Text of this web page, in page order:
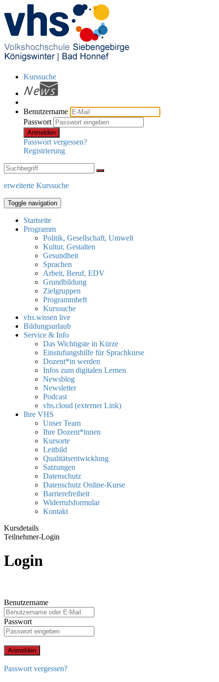
Kurssuche
Benutzername
Passwort
Anmelden
Passwort vergessen?
Registrierung
erweiterte Kurssuche
Toggle navigation
Startseite
Programm
Politik, Gesellschaft, Umwelt
Kultur, Gestalten
Gesundheit
Sprachen
Arbeit, Beruf, EDV
Grundbildung
Zielgruppen
Programmheft
Kurssuche
vhs.wissen live
Bildungsurlaub
Service & Info
Das Wichtigste in Kürze
Einstufungshilfe für Sprachkurse
Dozent*in werden
Infos zum digitalen Lernen
Newsblog
Newsletter
Podcast
vhs.cloud (externer Link)
Ihre VHS
Unser Team
Ihre Dozent*innen
Kursorte
Leitbild
Qualitätsentwicklung
Satzungen
Datenschutz
Datenschutz Online-Kurse
Barrierefreiheit
Widerrufsformular
Kontakt
Kursdetails
Teilnehmer-Login
Login
Benutzername
Passwort
Anmelden
Passwort vergessen?